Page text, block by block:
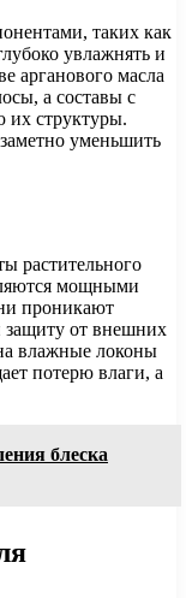
таких как
увлажнять и
арганового масла
а составы с
их структуры.
уменьшить
растительного
мощными
проникают
защиту от внешних
влажные локоны
потерю влаги, а
блеска